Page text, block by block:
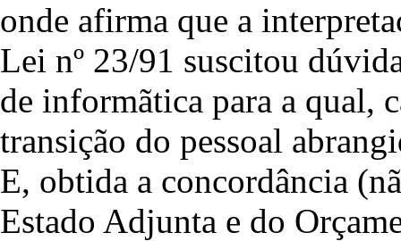
onde afirma que a
Lei nº 23/91 suscitou
de informãtica para a qual,
transição do pessoal
E, obtida a concordância
Estado Adjunta e do